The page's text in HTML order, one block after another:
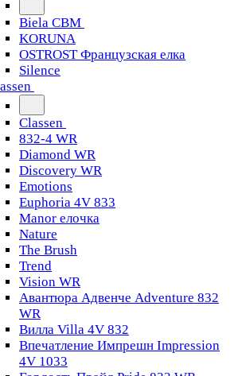
Biela CBM
KORUNA
OSTROST Французская елка
Silence
Classen
832-4 WR
Diamond WR
Discovery WR
Emotions
Euphoria 4V 833
Manor елочка
Nature
The Brush
Trend
Vision WR
Авантюра Адвенче Adventure 832
WR
Вилла Villa 4V 832
Впечатление Импрешн Impression
4V 1033